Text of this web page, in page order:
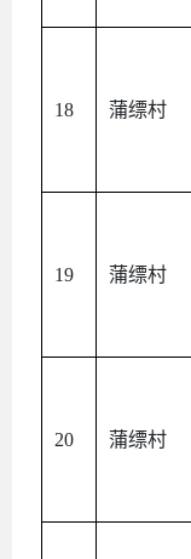
18 蒲缥村
19 蒲缥村
20 蒲缥村